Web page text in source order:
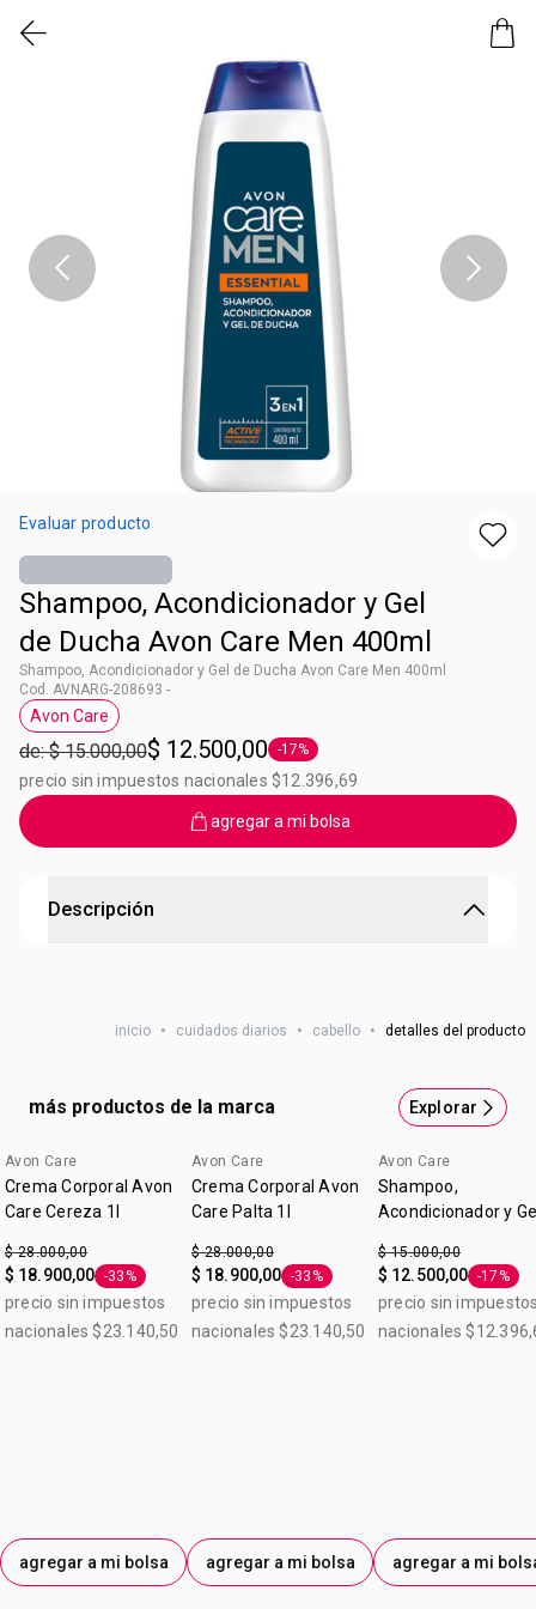
Evaluar producto
Shampoo, Acondicionador y Gel
de Ducha Avon Care Men 400ml
Shampoo, Acondicionador y Gel de Ducha Avon Care Men 400ml
Cod. AVNARG-208693 -
Etiqueta Avon Care
Avon Care
de: $ 15.000,00$ 12.500,00 Etiqueta -17%
-17%
precio sin impuestos nacionales $12.396,69
agregar a mi bolsa
Descripción
Avon Care Men la línea de cuidado y limpieza exclusiva
inicio • cuidados diarios • cabello • detalles del producto
más productos de la marca Explorar
Avon Care
Crema Corporal Avon
Care Cereza 1l
$ 28.000,00
$ 18.900,00 Etiqueta -33%
-33%
precio sin impuestos
nacionales $23.140,50
agregar a mi bolsa
Avon Care
Crema Corporal Avon
Care Palta 1l
$ 28.000,00
$ 18.900,00 Etiqueta -33%
-33%
precio sin impuestos
nacionales $23.140,50
agregar a mi bolsa
Avon Care
Shampoo,
Acondicionador y
Men 400ml
$ 15.000,00
$ 12.500,00 Etiqueta
-17%
precio sin
nacionales
agregar a mi